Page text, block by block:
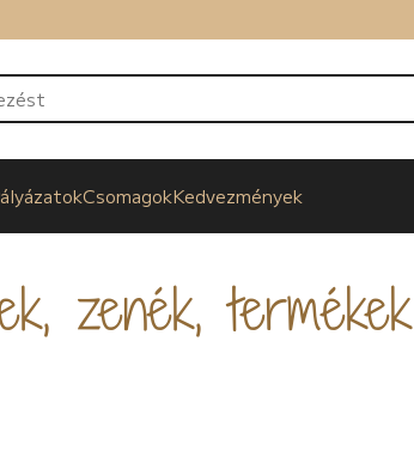
CsomagokKedvezmények
zenék, termékek